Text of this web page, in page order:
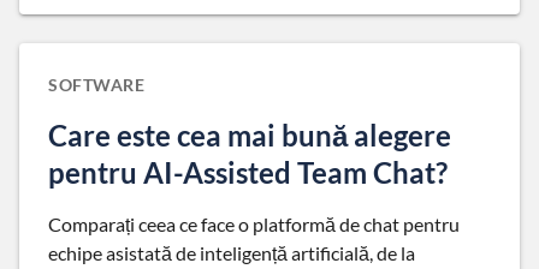
SOFTWARE
Care este cea mai bună alegere
pentru AI-Assisted Team Chat?
Comparați ceea ce face o platformă de chat pentru
echipe asistată de inteligență artificială, de la